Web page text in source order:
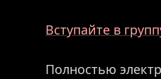
Вступайте в
Полностью